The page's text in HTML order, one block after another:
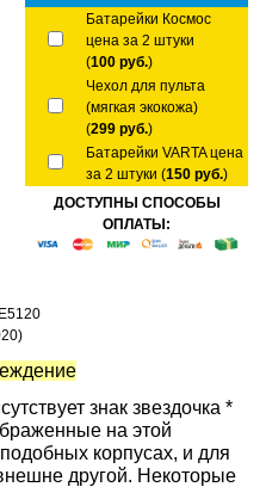
Батарейки Космос
цена за 2 штуки
(100 руб.)
Чехол для пульта
(мягкая экокожа)
(299 руб.)
Батарейки VARTA цена
за 2 штуки (150 руб.)
ДОСТУПНЫ СПОСОБЫ
ОПЛАТЫ:
знак звездочка *
на этой
корпусах, и для
другой. Некоторые